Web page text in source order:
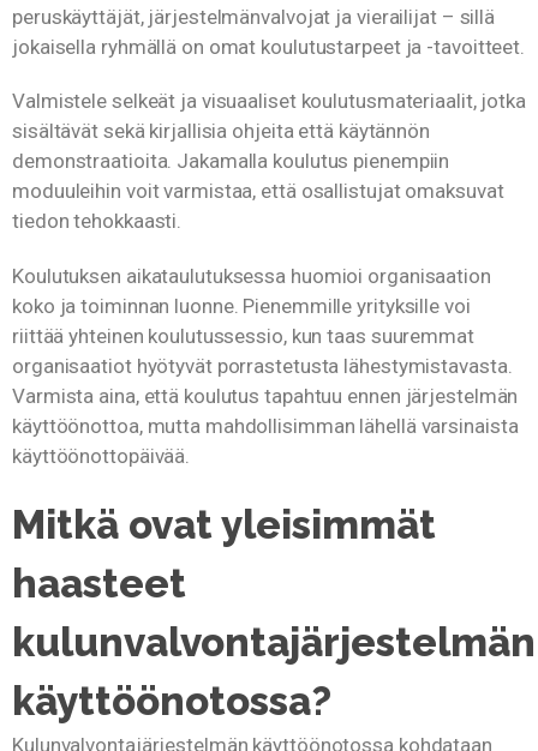
peruskäyttäjät, järjestelmänvalvojat ja vierailijat – sillä
jokaisella ryhmällä on omat koulutustarpeet ja -tavoitteet.
Valmistele selkeät ja visuaaliset koulutusmateriaalit, jotka
sisältävät sekä kirjallisia ohjeita että käytännön
demonstraatioita. Jakamalla koulutus pienempiin
moduuleihin voit varmistaa, että osallistujat omaksuvat
tiedon tehokkaasti.
Koulutuksen aikataulutuksessa huomioi organisaation
koko ja toiminnan luonne. Pienemmille yrityksille voi
riittää yhteinen koulutussessio, kun taas suuremmat
organisaatiot hyötyvät porrastetusta lähestymistavasta.
Varmista aina, että koulutus tapahtuu ennen järjestelmän
käyttöönottoa, mutta mahdollisimman lähellä varsinaista
käyttöönottopäivää.
Mitkä ovat yleisimmät
haasteet
kulunvalvontajärjestelmän
käyttöönotossa?
Kulunvalvontajärjestelmän käyttöönotossa kohdataan